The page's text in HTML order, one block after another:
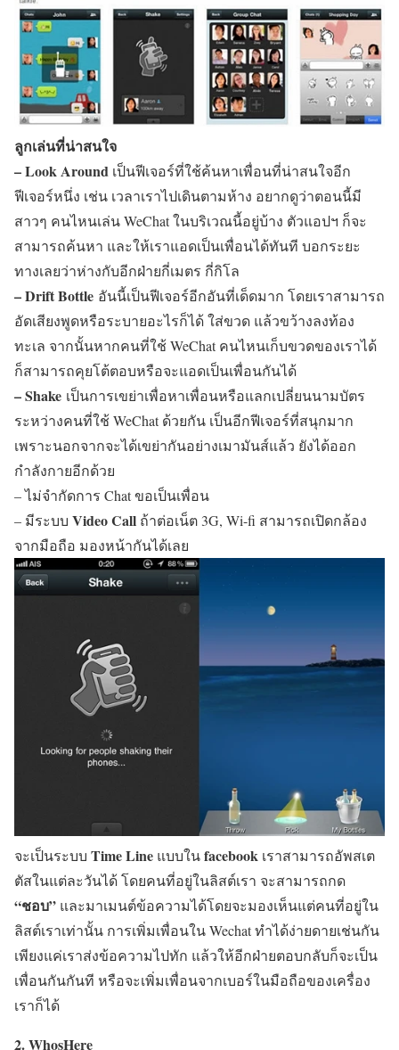
ลูกเล่นที่น่าสนใจ
– Look Around เป็นฟีเจอร์ที่ใช้ค้นหาเพื่อนที่น่าสนใจอีก
ฟีเจอร์หนึ่ง เช่น เวลาเราไปเดินตามห้าง อยากดูว่าตอนนี้มี
สาวๆ คนไหนเล่น WeChat ในบริเวณนี้อยู่บ้าง ตัวแอปฯ ก็จะ
สามารถค้นหา และให้เราแอดเป็นเพื่อนได้ทันที บอกระยะ
ทางเลยว่าห่างกับอีกฝ่ายกี่เมตร กี่กิโล
– Drift Bottle อันนี้เป็นฟีเจอร์อีกอันที่เด็ดมาก โดยเราสามารถ
อัดเสียงพูดหรือระบายอะไรก็ได้ ใส่ขวด แล้วขว้างลงท้อง
ทะเล จากนั้นหากคนที่ใช้ WeChat คนไหนเก็บขวดของเราได้
ก็สามารถคุยโต้ตอบหรือจะแอดเป็นเพื่อนกันได้
– Shake เป็นการเขย่าเพื่อหาเพื่อนหรือแลกเปลี่ยนนามบัตร
ระหว่างคนที่ใช้ WeChat ด้วยกัน เป็นอีกฟีเจอร์ที่สนุกมาก
เพราะนอกจากจะได้เขย่ากันอย่างเมามันส์แล้ว ยังได้ออก
กำลังกายอีกด้วย
– ไม่จำกัดการ Chat ขอเป็นเพื่อน
– มีระบบ Video Call ถ้าต่อเน็ต 3G, Wi-fi สามารถเปิดกล้อง
จากมือถือ มองหน้ากันได้เลย
จะเป็นระบบ Time Line แบบในfacebook เราสามารถอัพสเต
ตัสในแต่ละวันได้ โดยคนที่อยู่ในลิสต์เรา จะสามารถกด
“ชอบ” และมาเมนต์ข้อความได้โดยจะมองเห็นแต่คนที่อยู่ใน
ลิสต์เราเท่านั้น การเพิ่มเพื่อนใน Wechat ทำได้ง่ายดายเช่นกัน
เพียงแค่เราส่งข้อความไปทัก แล้วให้อีกฝ่ายตอบกลับก็จะเป็น
เพื่อนกันกันที หรือจะเพิ่มเพื่อนจากเบอร์ในมือถือของเครื่อง
เราก็ได้
2. WhosHere